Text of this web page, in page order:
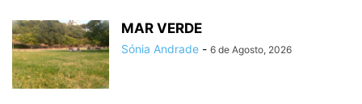
MAR VERDE
Sónia Andrade - 6 de Agosto, 2026